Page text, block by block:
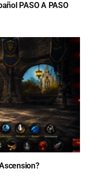
PASO A PASO